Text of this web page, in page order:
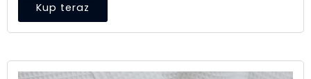
Kup teraz